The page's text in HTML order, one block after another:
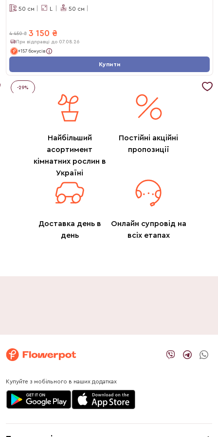
50 см L 50 см
4 450 ₴ 3 150 ₴
При відправці до 07.08.26
+157 бонусів
Купити
-29%
Найбільший
асортимент
кімнатних рослин в
Україні
Постійні акційні
пропозиції
Доставка день в
день
Онлайн супровід на
всіх етапах
Купуйте з мобільного в наших додатках